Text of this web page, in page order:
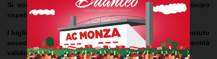
Si consiglia di presentarsi allo stadio con largo anticipo
rispetto al calcio di inizio;
I biglietti non utilizzati perché il loro detentore non ha potuto
accedere allo stadio per mancanza di documento di identità
valido, non saranno rimborsati.